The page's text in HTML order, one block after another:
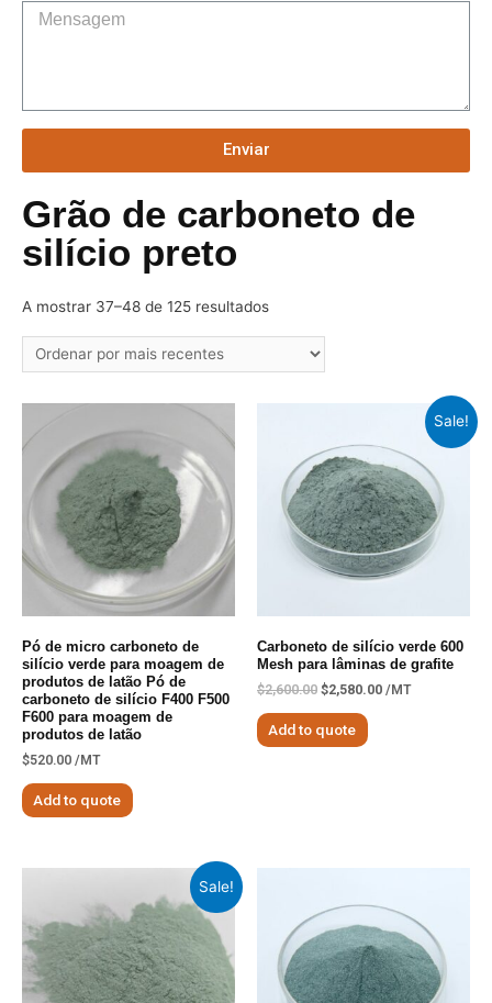
Enviar
Grão de carboneto de
silício preto
A mostrar 37–48 de 125 resultados
Pó de micro carboneto de
silício verde para moagem de
produtos de latão Pó de
carboneto de silício F400 F500
F600 para moagem de
produtos de latão
$520.00 /MT
Add to quote
Sale!
Carboneto de silício verde 600
Mesh para lâminas de grafite
$2,600.00 $2,580.00 /MT
Add to quote
Sale!